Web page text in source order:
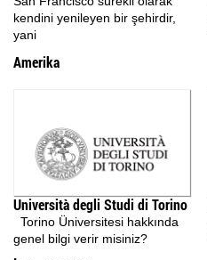
kendini yenileyen bir şehirdir,
yani
Amerika
Università degli Studi di Torino
Torino Üniversitesi hakkında
genel bilgi verir misiniz?